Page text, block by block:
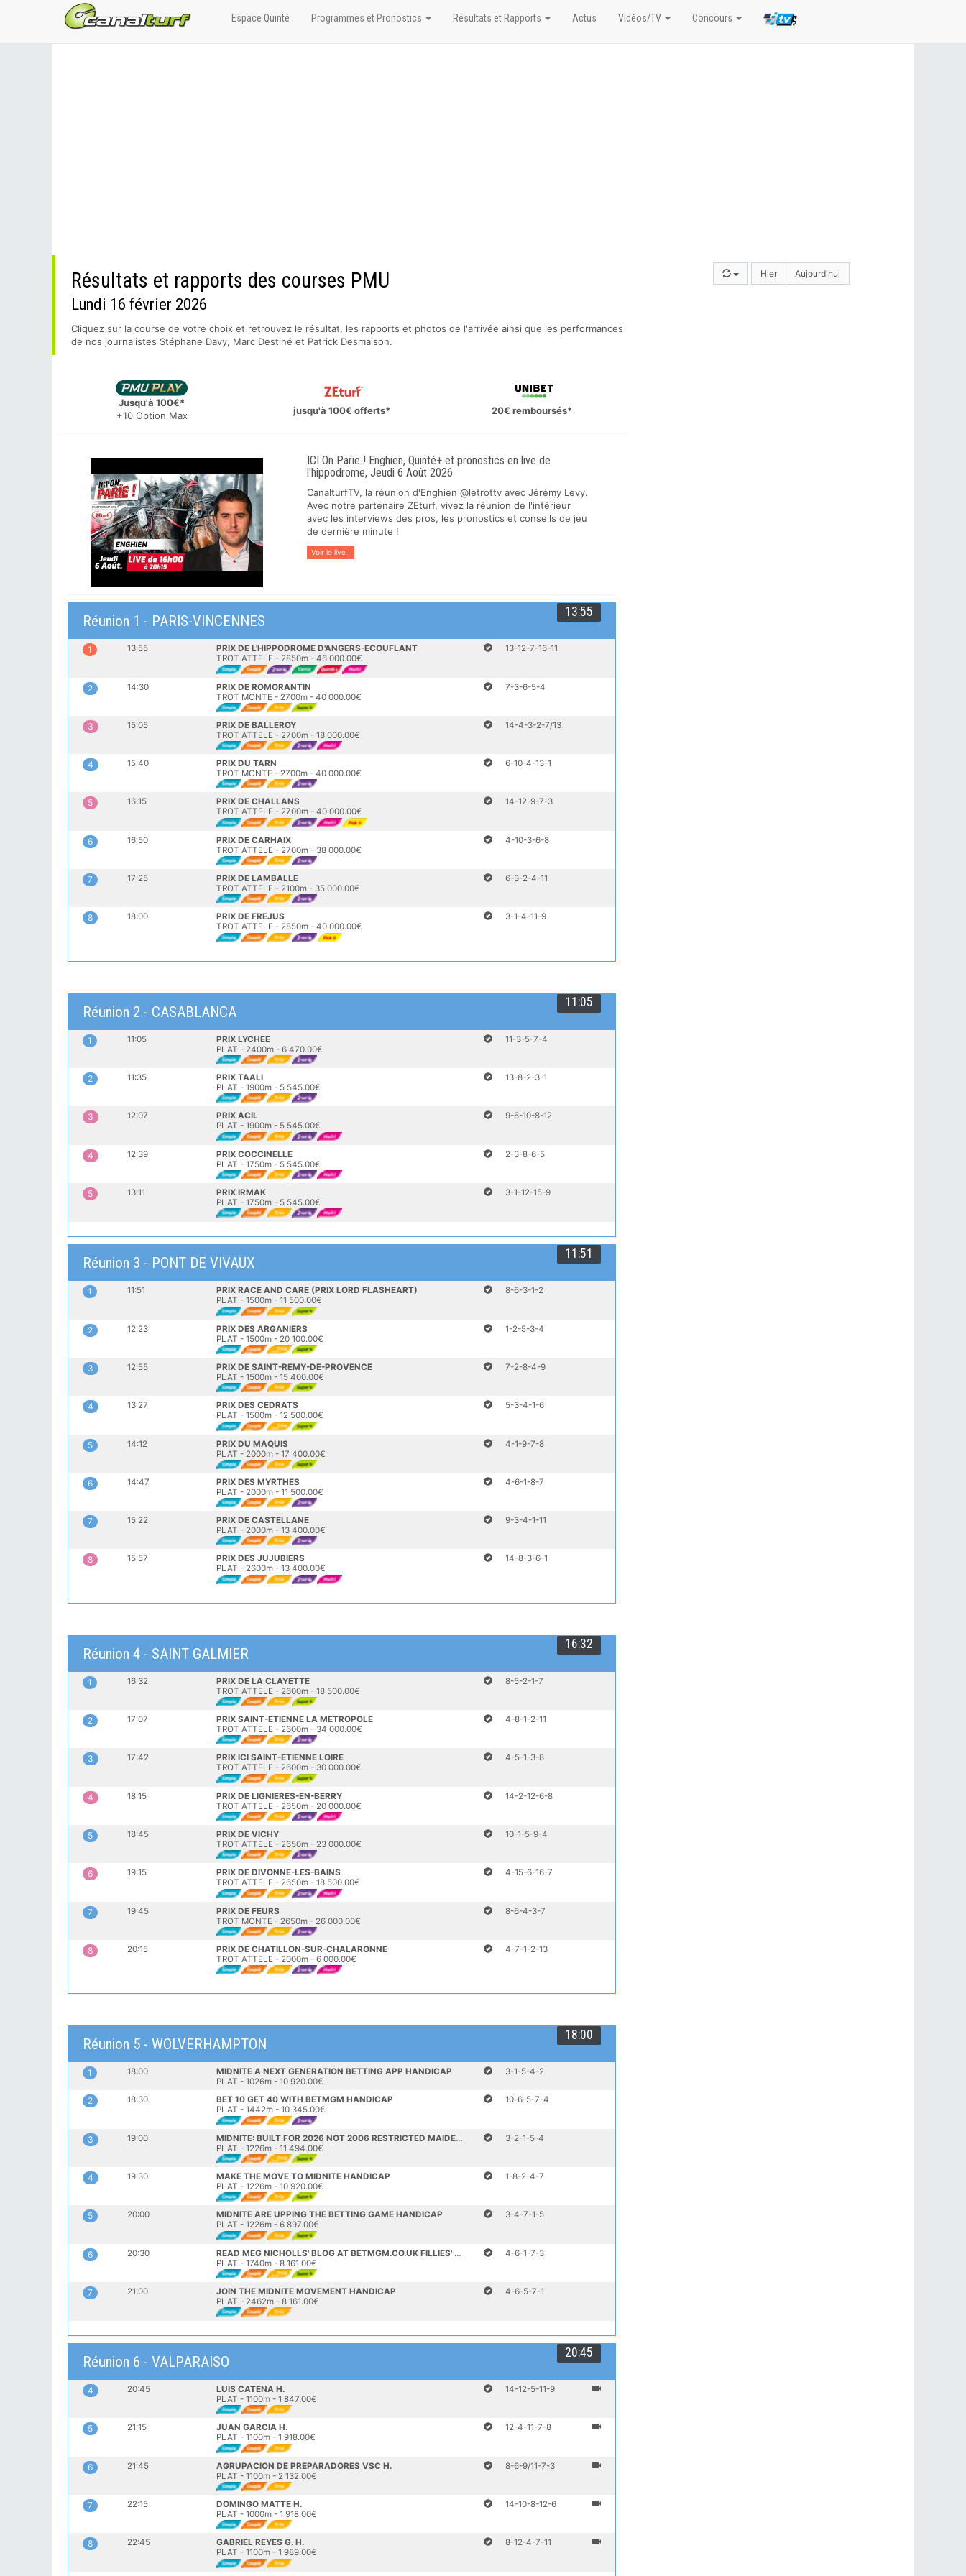
Résultats et rapports des courses PMU
Lundi 16 février 2026
Cliquez sur la course de votre choix et retrouvez le résultat, les rapports et photos de l'arrivée ainsi que les performances
de nos journalistes Stéphane Davy, Marc Destiné et Patrick Desmaison.
Hier Aujourd'hui
Jusqu'à 100€*
+10 Option Max
jusqu'à 100€ offerts* 20€ remboursés*
ICI On Parie ! Enghien, Quinté+ et pronostics en live de
l'hippodrome, Jeudi 6 Août 2026
CanalturfTV, la réunion d'Enghien @letrottv avec Jérémy Levy.
Avec notre partenaire ZEturf, vivez la réunion de l'intérieur
avec les interviews des pros, les pronostics et conseils de jeu
de dernière minute !
Voir le live !
13:55
Réunion 1 - PARIS-VINCENNES
1 13:55
PRIX DE L'HIPPODROME D'ANGERS-ECOUFLANT
TROT ATTELE - 2850m - 46 000.00€
13-12-7-16-11
2 14:30
PRIX DE ROMORANTIN
TROT MONTE - 2700m - 40 000.00€
7-3-6-5-4
3 15:05
PRIX DE BALLEROY
TROT ATTELE - 2700m - 18 000.00€
14-4-3-2-7/13
4 15:40
PRIX DU TARN
TROT MONTE - 2700m - 40 000.00€
6-10-4-13-1
5 16:15
PRIX DE CHALLANS
TROT ATTELE - 2700m - 40 000.00€
14-12-9-7-3
6 16:50
PRIX DE CARHAIX
TROT ATTELE - 2700m - 38 000.00€
4-10-3-6-8
7 17:25
PRIX DE LAMBALLE
TROT ATTELE - 2100m - 35 000.00€
6-3-2-4-11
8 18:00
PRIX DE FREJUS
TROT ATTELE - 2850m - 40 000.00€
3-1-4-11-9
11:05
Réunion 2 - CASABLANCA
1 11:05
PRIX LYCHEE
PLAT - 2400m - 6 470.00€
11-3-5-7-4
2 11:35
PRIX TAALI
PLAT - 1900m - 5 545.00€
13-8-2-3-1
3 12:07
PRIX ACIL
PLAT - 1900m - 5 545.00€
9-6-10-8-12
4 12:39
PRIX COCCINELLE
PLAT - 1750m - 5 545.00€
2-3-8-6-5
5 13:11
PRIX IRMAK
PLAT - 1750m - 5 545.00€
3-1-12-15-9
11:51
Réunion 3 - PONT DE VIVAUX
1 11:51
PRIX RACE AND CARE (PRIX LORD FLASHEART)
PLAT - 1500m - 11 500.00€
8-6-3-1-2
2 12:23
PRIX DES ARGANIERS
PLAT - 1500m - 20 100.00€
1-2-5-3-4
3 12:55
PRIX DE SAINT-REMY-DE-PROVENCE
PLAT - 1500m - 15 400.00€
7-2-8-4-9
4 13:27
PRIX DES CEDRATS
PLAT - 1500m - 12 500.00€
5-3-4-1-6
5 14:12
PRIX DU MAQUIS
PLAT - 2000m - 17 400.00€
4-1-9-7-8
6 14:47
PRIX DES MYRTHES
PLAT - 2000m - 11 500.00€
4-6-1-8-7
7 15:22
PRIX DE CASTELLANE
PLAT - 2000m - 13 400.00€
9-3-4-1-11
8 15:57
PRIX DES JUJUBIERS
PLAT - 2600m - 13 400.00€
14-8-3-6-1
16:32
Réunion 4 - SAINT GALMIER
1 16:32
PRIX DE LA CLAYETTE
TROT ATTELE - 2600m - 18 500.00€
8-5-2-1-7
2 17:07
PRIX SAINT-ETIENNE LA METROPOLE
TROT ATTELE - 2600m - 34 000.00€
4-8-1-2-11
3 17:42
PRIX ICI SAINT-ETIENNE LOIRE
TROT ATTELE - 2600m - 30 000.00€
4-5-1-3-8
4 18:15
PRIX DE LIGNIERES-EN-BERRY
TROT ATTELE - 2650m - 20 000.00€
14-2-12-6-8
5 18:45
PRIX DE VICHY
TROT ATTELE - 2650m - 23 000.00€
10-1-5-9-4
6 19:15
PRIX DE DIVONNE-LES-BAINS
TROT ATTELE - 2650m - 18 500.00€
4-15-6-16-7
7 19:45
PRIX DE FEURS
TROT MONTE - 2650m - 26 000.00€
8-6-4-3-7
8 20:15
PRIX DE CHATILLON-SUR-CHALARONNE
TROT ATTELE - 2000m - 6 000.00€
4-7-1-2-13
18:00
Réunion 5 - WOLVERHAMPTON
1 18:00
MIDNITE A NEXT GENERATION BETTING APP HANDICAP
PLAT - 1026m - 10 920.00€
3-1-5-4-2
2 18:30
BET 10 GET 40 WITH BETMGM HANDICAP
PLAT - 1442m - 10 345.00€
10-6-5-7-4
3 19:00
MIDNITE: BUILT FOR 2026 NOT 2006 RESTRICTED MAIDEN STAKES
PLAT - 1226m - 11 494.00€
3-2-1-5-4
4 19:30
MAKE THE MOVE TO MIDNITE HANDICAP
PLAT - 1226m - 10 920.00€
1-8-2-4-7
5 20:00
MIDNITE ARE UPPING THE BETTING GAME HANDICAP
PLAT - 1226m - 6 897.00€
3-4-7-1-5
6 20:30
READ MEG NICHOLLS' BLOG AT BETMGM.CO.UK FILLIES' HANDICAP
PLAT - 1740m - 8 161.00€
4-6-1-7-3
7 21:00
JOIN THE MIDNITE MOVEMENT HANDICAP
PLAT - 2462m - 8 161.00€
4-6-5-7-1
20:45
Réunion 6 - VALPARAISO
4 20:45
LUIS CATENA H.
PLAT - 1100m - 1 847.00€
14-12-5-11-9
5 21:15
JUAN GARCIA H.
PLAT - 1100m - 1 918.00€
12-4-11-7-8
6 21:45
AGRUPACION DE PREPARADORES VSC H.
PLAT - 1100m - 2 132.00€
8-6-9/11-7-3
7 22:15
DOMINGO MATTE H.
PLAT - 1000m - 1 918.00€
14-10-8-12-6
8 22:45
GABRIEL REYES G. H.
PLAT - 1100m - 1 989.00€
8-12-4-7-11
Espace Quinté Programmes et Pronostics Résultats et Rapports Actus Vidéos/TV Concours